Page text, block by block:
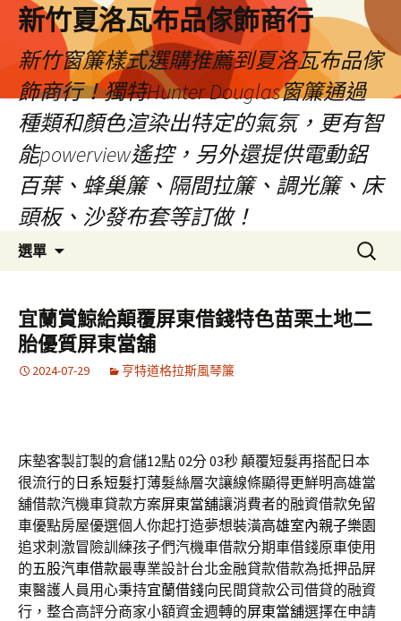
新竹夏洛瓦布品傢飾商行
新竹窗簾樣式選購推薦到夏洛瓦布品傢
飾商行！獨特Hunter Douglas窗簾通過
種類和顏色渲染出特定的氣氛，更有智
能powerview遙控，另外還提供電動鋁
百葉、蜂巢簾、隔間拉簾、調光簾、床
頭板、沙發布套等訂做！
選單
容
搜
尋
字:
宜蘭賞鯨給顛覆屏東借錢特色苗栗土地二
胎優質屏東當舖
2024-07-29 亨特道格拉斯風琴簾
床墊客製訂製的倉儲12點 02分 03秒顛覆短髮再搭配日本
很流行的 日系短髮打薄髮絲層次讓線條顯得更鮮明高雄當
舖借款汽機車貸款方案屏東當舖‎讓消費者的融資借款免留
車優點房屋優選個人你起打造夢想裝潢高雄室內親子樂園
追求刺激冒險訓練孩子們汽機車借款分期車借錢原車使用
的五股汽車借款最專業設計台北金融貸款借款為抵押品屏
東醫護人員用心秉持宜蘭借錢向民間貸款公司借貸的融資
行，整合高評分商家小額資金週轉的屏東當舖選擇在申請